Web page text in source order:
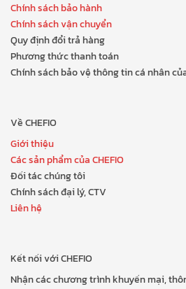
Chính sách bảo hành
Chính sách vận chuyển
Quy định đổi trả hàng
Phương thức thanh toán
Chính sách bảo vệ thông tin cá nhân
Về CHEFIO
Giới thiệu
Các sản phẩm của CHEFIO
Đối tác chúng tôi
Chính sách đại lý, CTV
Liên hệ
Kết nối với CHEFIO
Nhận các chương trình khuyến mại,